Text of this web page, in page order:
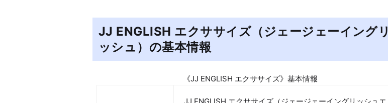
JJ ENGLISH エクササイズ（ジェージェーイングリ
ッシュ）の基本情報
《JJ ENGLISH エクササイズ》基本情報